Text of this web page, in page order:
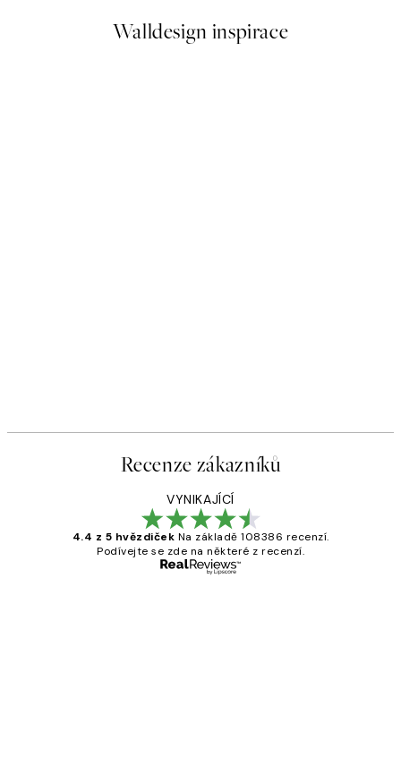
Walldesign inspirace
Recenze zákazníků
VYNIKAJÍCÍ
4.4 z 5 hvězdiček Na základě 108386 recenzí.
Podívejte se zde na některé z recenzí.